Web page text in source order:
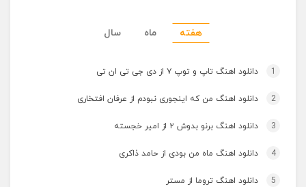
هفته ماه سال
1 دانلود اهنگ تاپ و توپ ۷ از دی جی تی ان تی
2 دانلود اهنگ من که اینجوری نبودم از عرفان افتخاری
3 دانلود اهنگ برنو بدوش ۲ از امیر خجسته
4 دانلود اهنگ ماه من بودی از حامد ذاکری
5 دانلود اهنگ تروما از مستر